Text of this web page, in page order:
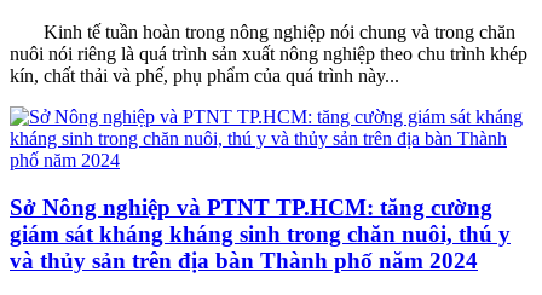
Kinh tế tuần hoàn trong nông nghiệp nói chung và trong chăn
nuôi nói riêng là quá trình sản xuất nông nghiệp theo chu trình khép
kín, chất thải và phế, phụ phẩm của quá trình này...
Sở Nông nghiệp và PTNT TP.HCM: tăng cường
giám sát kháng kháng sinh trong chăn nuôi, thú y
và thủy sản trên địa bàn Thành phố năm 2024